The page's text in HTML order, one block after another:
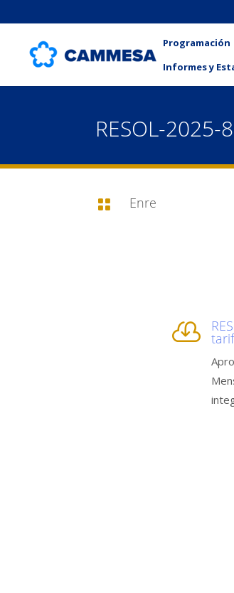
Programación
Informes y
RESOL-2025-
 Enre
